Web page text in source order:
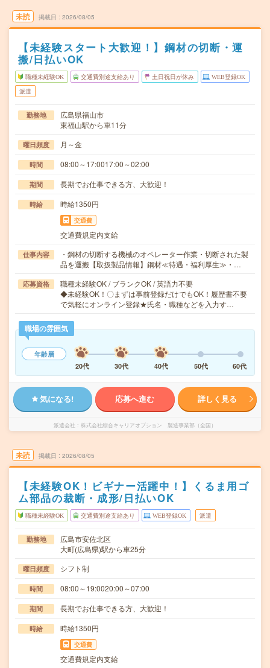
未読 掲載日 2026/08/05
【未経験スタート大歓迎！】鋼材の切断・運
搬/日払いOK
職種未経験OK 交通費別途支給あり 土日祝日が休み WEB登録OK
派遣
勤務地
広島県福山市
東福山駅から車11分
曜日頻度 月～金
時間 08:00～17:0017:00～02:00
期間 長期でお仕事できる方、大歓迎！
時給 時給1350円
交通費
交通費規定内支給
仕事内容
・鋼材の切断する機械のオペレーター作業・切断された製
品を運搬【取扱製品情報】鋼材≪待遇・福利厚生≫・…
応募資格
職種未経験OK / ブランクOK / 英語力不要
◆未経験OK！〇まずは事前登録だけでもOK！履歴書不要
で気軽にオンライン登録★氏名・職種などを入力す…
職場の雰囲気
年齢層
20代
30代 40代 50代 60代
気になる! 応募へ進む 詳しく見る
派遣会社 株式会社綜合キャリアオプション 製造事業部（全国）
未読 掲載日 2026/08/05
【未経験OK！ビギナー活躍中！】くるま用ゴ
ム部品の裁断・成形/日払いOK
職種未経験OK 交通費別途支給あり WEB登録OK 派遣
勤務地
広島市安佐北区
大町(広島県)駅から車25分
曜日頻度 シフト制
時間 08:00～19:0020:00～07:00
期間 長期でお仕事できる方、大歓迎！
時給 時給1350円
交通費
交通費規定内支給